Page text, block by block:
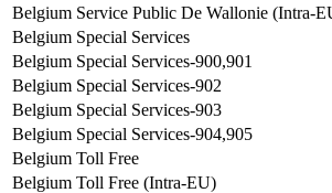
Belgium Service Public De Wallonie (Intra-
Belgium Special Services
Belgium Special Services-900,901
Belgium Special Services-902
Belgium Special Services-903
Belgium Special Services-904,905
Belgium Toll Free
Belgium Toll Free (Intra-EU)